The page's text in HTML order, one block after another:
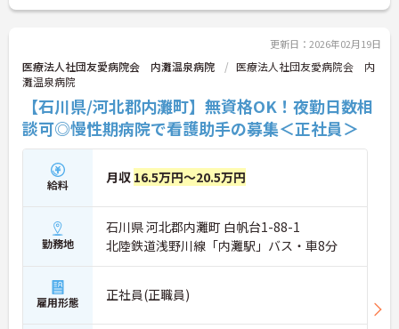
更新日：2026年02月19日
医療法人社団友愛病院会 内灘温泉病院
医療法人社団友愛病院会 内
灘温泉病院
【石川県/河北郡内灘町】無資格OK！夜勤日数相
談可◎慢性期病院で看護助手の募集＜正社員＞
給料 月収 16.5万円～20.5万円
勤務地
石川県 河北郡内灘町 白帆台1-88-1
北陸鉄道浅野川線「内灘駅」バス・車8分
雇用形態 正社員(正職員)